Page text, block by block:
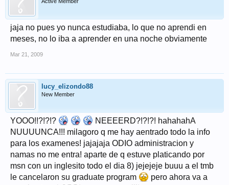
jaja no pues yo nunca estudiaba, lo que no aprendi en
meses, no lo iba a aprender en una noche obviamente
Mar 21, 2009
lucy_elizondo88
New Member
YOOO!!?!?!?
NEEEERD?!?!?! hahahahA
NUUUUNCA!!! milagoro q me hay aentrado todo la info
para los examenes! jajajaja ODIO administracion y
namas no me entra! aparte de q estuve platicando por
msn con un inglesito todo el dia 8) jejejeje buuu a el tmb
le cancelaron su graduate program
pero ahora va a